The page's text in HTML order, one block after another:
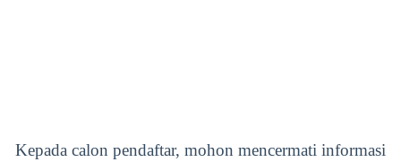
Kepada calon pendaftar, mohon mencermati informasi